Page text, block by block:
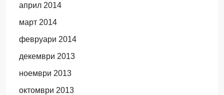
април 2014
март 2014
февруари 2014
декември 2013
ноември 2013
октомври 2013